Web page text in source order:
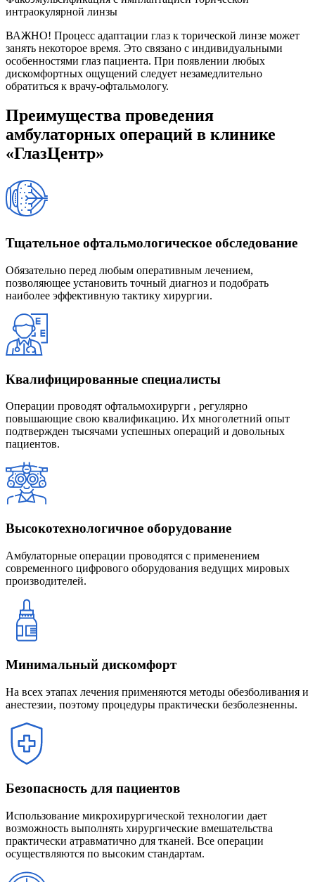
интраокулярной линзы
ВАЖНО! Процесс адаптации глаз к торической линзе может
занять некоторое время. Это связано с индивидуальными
особенностями глаз пациента. При появлении любых
дискомфортных ощущений следует незамедлительно
обратиться к врачу-офтальмологу.
Преимущества проведения
амбулаторных операций в клинике
«ГлазЦентр»
Тщательное офтальмологическое обследование
Обязательно перед любым оперативным лечением,
позволяющее установить точный диагноз и подобрать
наиболее эффективную тактику хирургии.
Квалифицированные специалисты
Операции проводят офтальмохирурги , регулярно
повышающие свою квалификацию. Их многолетний опыт
подтвержден тысячами успешных операций и довольных
пациентов.
Высокотехнологичное оборудование
Амбулаторные операции проводятся с применением
современного цифрового оборудования ведущих мировых
производителей.
Минимальный дискомфорт
На всех этапах лечения применяются методы обезболивания и
анестезии, поэтому процедуры практически безболезненны.
Безопасность для пациентов
Использование микрохирургической технологии дает
возможность выполнять хирургические вмешательства
практически атравматично для тканей. Все операции
осуществляются по высоким стандартам.